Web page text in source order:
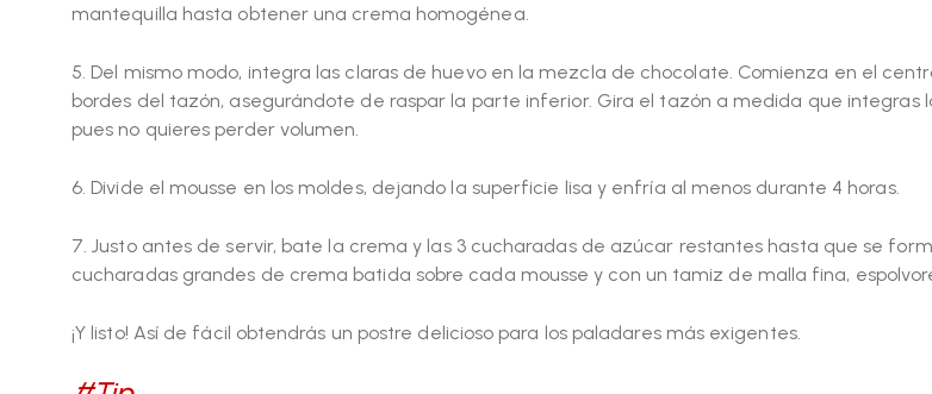
mantequilla hasta obtener una crema homogénea.
5. Del mismo modo, integra las claras de huevo en la mezcla de chocolate. Comienza en el
bordes del tazón, asegurándote de raspar la parte inferior. Gira el tazón a medida que integras
pues no quieres perder volumen.
6. Divide el mousse en los moldes, dejando la superficie lisa y enfría al menos durante 4 horas.
7. Justo antes de servir, bate la crema y las 3 cucharadas de azúcar restantes hasta que se
cucharadas grandes de crema batida sobre cada mousse y con un tamiz de malla fina,
¡Y listo! Así de fácil obtendrás un postre delicioso para los paladares más exigentes.